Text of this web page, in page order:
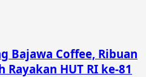
Bajawa Coffee, Ribuan
HUT RI ke-81